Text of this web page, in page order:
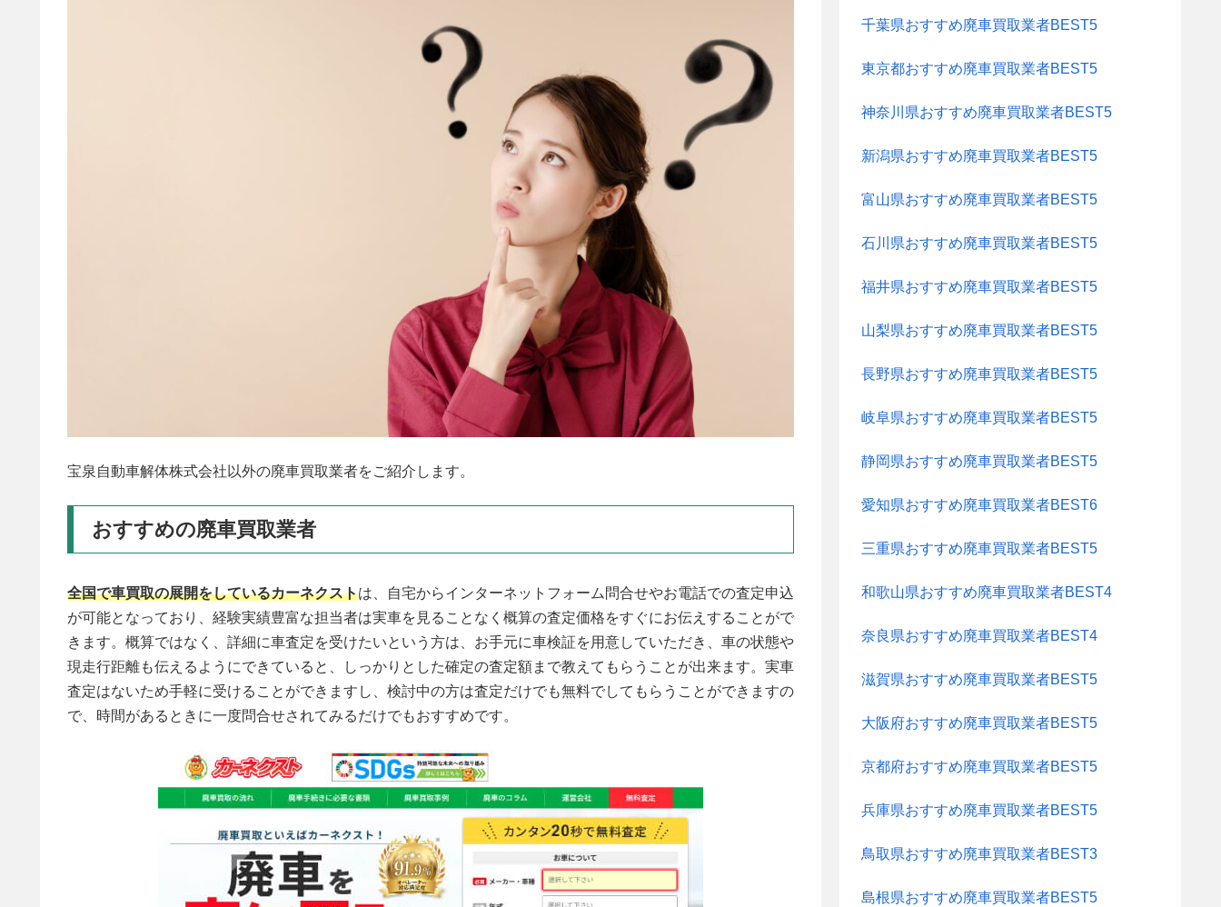
宝泉自動車解体株式会社以外の廃車買取業者をご紹介します。
おすすめの廃車買取業者
全国で車買取の展開をしているカーネクストは、自宅からインターネットフォーム問合せやお電話での査定申込
が可能となっており、経験実績豊富な担当者は実車を見ることなく概算の査定価格をすぐにお伝えすることがで
きます。概算ではなく、詳細に車査定を受けたいという方は、お手元に車検証を用意していただき、車の状態や
現走行距離も伝えるようにできていると、しっかりとした確定の査定額まで教えてもらうことが出来ます。実車
査定はないため手軽に受けることができますし、検討中の方は査定だけでも無料でしてもらうことができますの
で、時間があるときに一度問合せされてみるだけでもおすすめです。
千葉県おすすめ廃車買取業者BEST5
東京都おすすめ廃車買取業者BEST5
神奈川県おすすめ廃車買取業者BEST5
新潟県おすすめ廃車買取業者BEST5
富山県おすすめ廃車買取業者BEST5
石川県おすすめ廃車買取業者BEST5
福井県おすすめ廃車買取業者BEST5
山梨県おすすめ廃車買取業者BEST5
長野県おすすめ廃車買取業者BEST5
岐阜県おすすめ廃車買取業者BEST5
静岡県おすすめ廃車買取業者BEST5
愛知県おすすめ廃車買取業者BEST6
三重県おすすめ廃車買取業者BEST5
和歌山県おすすめ廃車買取業者BEST4
奈良県おすすめ廃車買取業者BEST4
滋賀県おすすめ廃車買取業者BEST5
大阪府おすすめ廃車買取業者BEST5
京都府おすすめ廃車買取業者BEST5
兵庫県おすすめ廃車買取業者BEST5
鳥取県おすすめ廃車買取業者BEST3
島根県おすすめ廃車買取業者BEST5